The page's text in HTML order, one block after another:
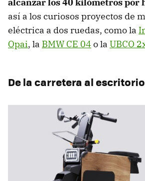
así a los curiosos proyectos de
eléctrica a dos ruedas, como la
Opai, la BMW CE 04 o la UBCO
De la carretera al escritorio